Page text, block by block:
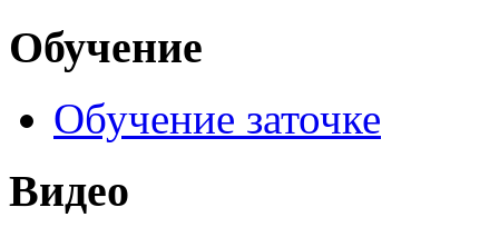
Обучение
Обучение заточке
Видео